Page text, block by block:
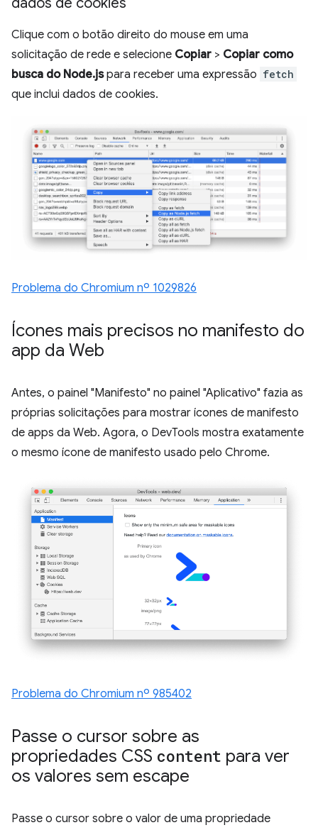
Clique com o botão direito do mouse em uma
solicitação de rede e selecione Copiar > Copiar como
busca do Node.jspara receber uma expressão fetch
que inclui dados de cookies.
Problema do Chromium nº 1029826
Ícones mais precisos no manifesto do
app da Web
Antes, o painel "Manifesto" no painel "Aplicativo" fazia as
próprias solicitações para mostrar ícones de manifesto
de apps da Web. Agora, o DevTools mostra exatamente
o mesmo ícone de manifesto usado pelo Chrome.
Problema do Chromium nº 985402
Passe o cursor sobre as
propriedades CSS content para ver
os valores sem escape
Passe o cursor sobre o valor de uma propriedade